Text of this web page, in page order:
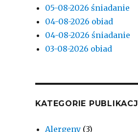
05-08-2026 śniadanie
04-08-2026 obiad
04-08-2026 śniadanie
03-08-2026 obiad
KATEGORIE PUBLIKACJI
Alergeny (3)